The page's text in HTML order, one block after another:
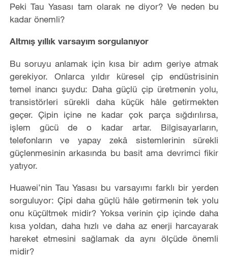
Peki Tau Yasası tam olarak ne diyor? Ve neden bu
kadar önemli?
Altmış yıllık varsayım sorgulanıyor
Bu soruyu anlamak için kısa bir adım geriye atmak
gerekiyor. Onlarca yıldır küresel çip endüstrisinin
temel inancı şuydu: Daha güçlü çip üretmenin yolu,
transistörleri sürekli daha küçük hâle getirmekten
geçer. Çipin içine ne kadar çok parça sığdırılırsa,
işlem gücü de o kadar artar. Bilgisayarların,
telefonların ve yapay zekâ sistemlerinin sürekli
güçlenmesinin arkasında bu basit ama devrimci fikir
yatıyor.
Huawei’nin Tau Yasası bu varsayımı farklı bir yerden
sorguluyor: Çipi daha güçlü hâle getirmenin tek yolu
onu küçültmek midir? Yoksa verinin çip içinde daha
kısa yoldan, daha hızlı ve daha az enerji harcayarak
hareket etmesini sağlamak da aynı ölçüde önemli
midir?